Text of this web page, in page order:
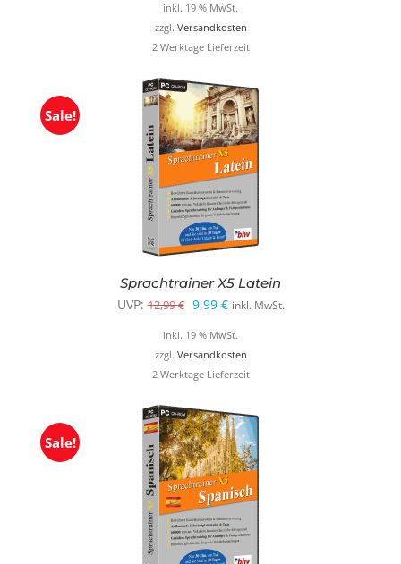
war:
12,99 €
ist:
9,99 €.
inkl. 19 % MwSt.
zzgl. Versandkosten
2 Werktage Lieferzeit
Sale!
Sprachtrainer X5 Latein
UVP: 12,99€ Ursprünglicher
Preis
war:
12,99 €
9,99 €Aktueller
Preis
ist:
9,99 €.
inkl. MwSt.
inkl. 19 % MwSt.
zzgl. Versandkosten
2 Werktage Lieferzeit
Sale!